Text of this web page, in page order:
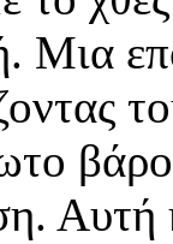
Μια
Αυτή